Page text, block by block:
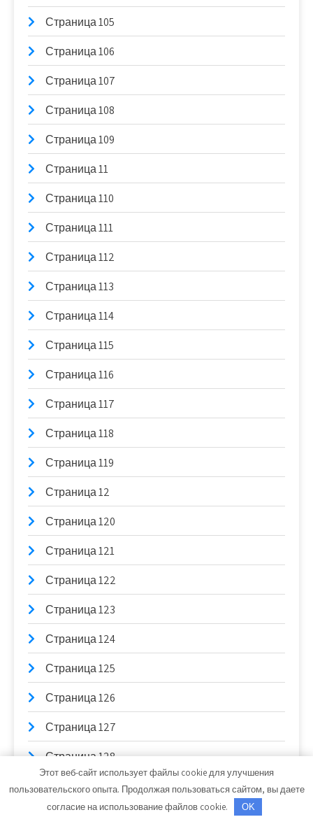
Страница 105
Страница 106
Страница 107
Страница 108
Страница 109
Страница 11
Страница 110
Страница 111
Страница 112
Страница 113
Страница 114
Страница 115
Страница 116
Страница 117
Страница 118
Страница 119
Страница 12
Страница 120
Страница 121
Страница 122
Страница 123
Страница 124
Страница 125
Страница 126
Страница 127
Страница 128
Страница 129
Этот веб-сайт использует файлы cookie для улучшения
пользовательского опыта. Продолжая пользоваться сайтом, вы даете
согласие на использование файлов cookie.
OK